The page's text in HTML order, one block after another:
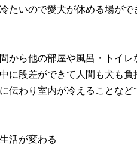
たいので愛犬が休める場がで
から他の部屋や風呂・トイ
に段差ができて人間も犬も
伝わり室内が冷えることなど
活が変わる